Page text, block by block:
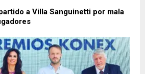
a Villa Sanguinetti por mala